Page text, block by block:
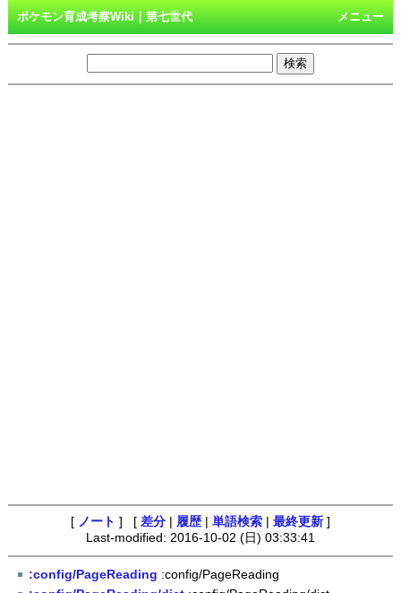
メニュー
ポケモン育成考察Wiki｜第七世代
[ ノート ] [ 差分 履歴 単語検索 最終更新 ]
Last-modified: 2016-10-02 (日) 03:33:41
:config/PageReading :config/PageReading